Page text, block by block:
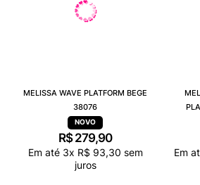
MELISSA WAVE PLATFORM BEGE
38076
R$ 279,90
Em até 3x R$ 93,30 sem
juros
Em